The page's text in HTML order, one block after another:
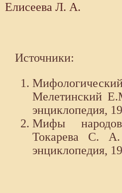
Елисеева Л. А.
Источники:
Мелетинский
энциклопедия,
Мифы
Токарева С.
энциклопедия,